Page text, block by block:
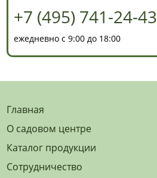
+7 (495) 741-24-43
ежедневно с 9:00 до 18:00
Главная
О садовом центре
Каталог продукции
Сотрудничество